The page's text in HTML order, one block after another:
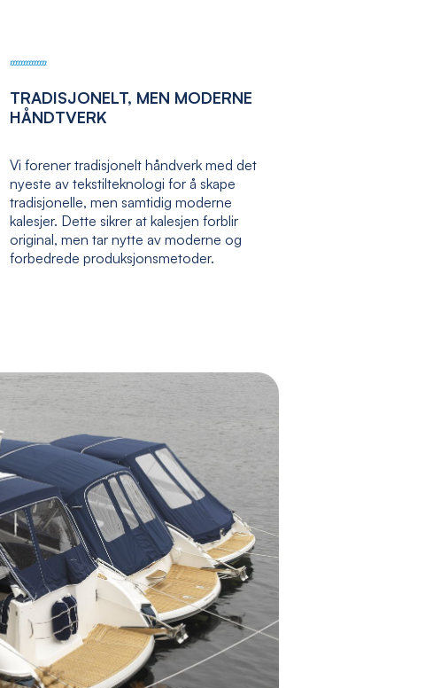
TRADISJONELT, MEN MODERNE
HÅNDTVERK
Vi forener tradisjonelt håndverk med det
nyeste av tekstilteknologi for å skape
tradisjonelle, men samtidig moderne
kalesjer. Dette sikrer at kalesjen forblir
original, men tar nytte av moderne og
forbedrede produksjonsmetoder.